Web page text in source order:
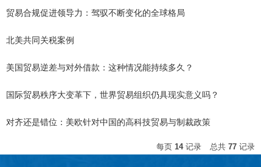
贸易合规促进领导力：驾驭不断变化的全球格局
北美共同关税案例
美国贸易逆差与对外借款：这种情况能持续多久？
国际贸易秩序大变革下，世界贸易组织仍具现实意义吗？
对齐还是错位：美欧针对中国的高科技贸易与制裁政策
每页 14记录 总共 77 记录